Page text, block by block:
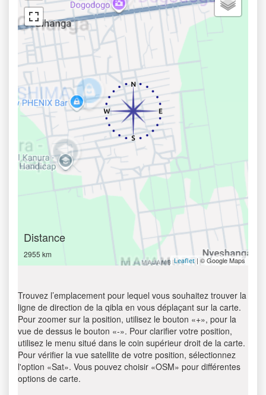
Distance
2955 km
Leaflet | © Google Maps
Trouvez l’emplacement pour lequel vous souhaitez trouver la
ligne de direction de la qibla en vous déplaçant sur la carte.
Pour zoomer sur la position, utilisez le bouton «+», pour la
vue de dessus le bouton «-». Pour clarifier votre position,
utilisez le menu situé dans le coin supérieur droit de la carte.
Pour vérifier la vue satellite de votre position, sélectionnez
l'option «Sat». Vous pouvez choisir «OSM» pour différentes
options de carte.